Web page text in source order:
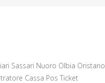
Sassari Nuoro Olbia Oristano
Cassa Pos Ticket